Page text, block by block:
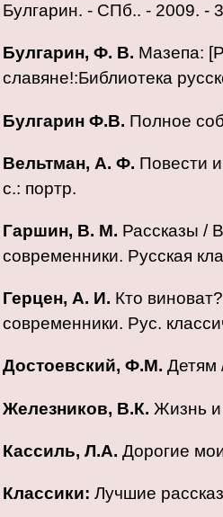
Булгарин. - СПб.. - 2009. -
Булгарин, Ф. В. Мазепа:
славяне!:Библиотека
Булгарин Ф.В. Полное
Вельтман, А. Ф. Повести
с.: портр.
Гаршин, В. М. Рассказы /
современники. Русская
Герцен, А. И. Кто
современники. Рус.
Достоевский, Ф.М. Детям
Железников, В.К. Жизнь и
Кассиль, Л.А. Дорогие
Классики: Лучшие